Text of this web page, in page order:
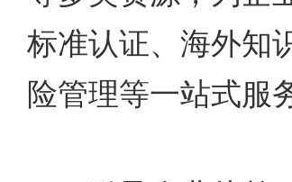
标准认证、海外知
险管理等一站式服